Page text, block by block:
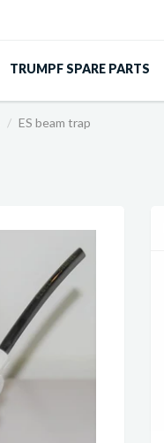
TRUMPF SPARE PARTS
ES beam trap